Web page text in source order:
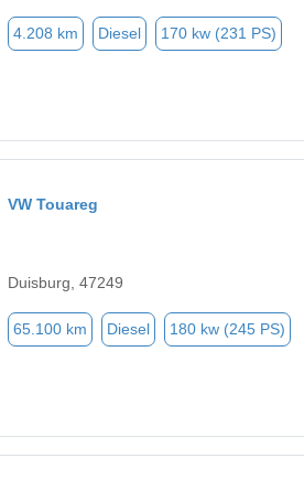
4.208 km Diesel 170 kw (231 PS)
VW Touareg
Duisburg, 47249
65.100 km Diesel 180 kw (245 PS)